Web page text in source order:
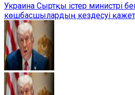
Украина Сыртқы істер министрі
көшбасшылардың кездесуі қажет